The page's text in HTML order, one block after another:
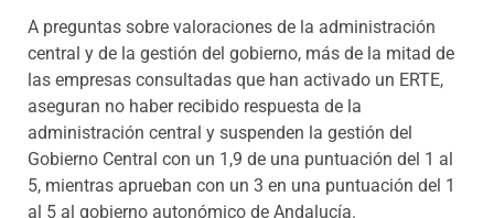
A preguntas sobre valoraciones de la administración
central y de la gestión del gobierno, más de la mitad de
las empresas consultadas que han activado un ERTE,
aseguran no haber recibido respuesta de la
administración central y suspenden la gestión del
Gobierno Central con un 1,9 de una puntuación del 1 al
5, mientras aprueban con un 3 en una puntuación del 1
al 5 al gobierno autonómico de Andalucía.